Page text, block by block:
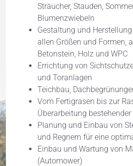
Sträucher, Stauden,
Blumenzwiebeln
Gestaltung und
allen Größen und Formen,
Betonstein, Holz und WPC
Errichtung von
und Toranlagen
Teichbau,
Vom Fertigrasen bis zur
Überarbeitung
Planung und Einbau von
und Regnern für eine
Einbau und Wartung von
(Automower)